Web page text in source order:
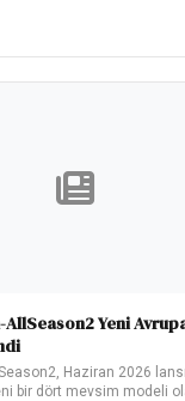
Yeni
Haziran 2026
bir dört mevsim modeli